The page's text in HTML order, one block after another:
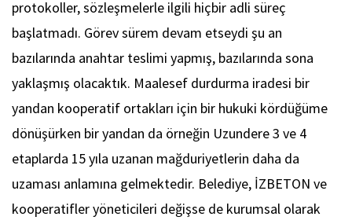
protokoller, sözleşmelerle ilgili hiçbir adli süreç
başlatmadı. Görev sürem devam etseydi şu an
bazılarında anahtar teslimi yapmış, bazılarında sona
yaklaşmış olacaktık. Maalesef durdurma iradesi bir
yandan kooperatif ortakları için bir hukuki kördüğüme
dönüşürken bir yandan da örneğin Uzundere 3 ve 4
etaplarda 15 yıla uzanan mağduriyetlerin daha da
uzaması anlamına gelmektedir. Belediye, İZBETON ve
kooperatifler yöneticileri değişse de kurumsal olarak